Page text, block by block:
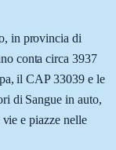
in provincia di
conta circa 3937
il CAP 33039 e le
di Sangue in auto,
e piazze nelle